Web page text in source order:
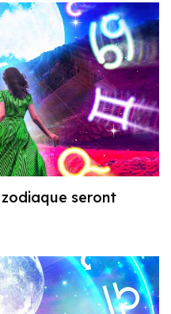
zodiaque seront